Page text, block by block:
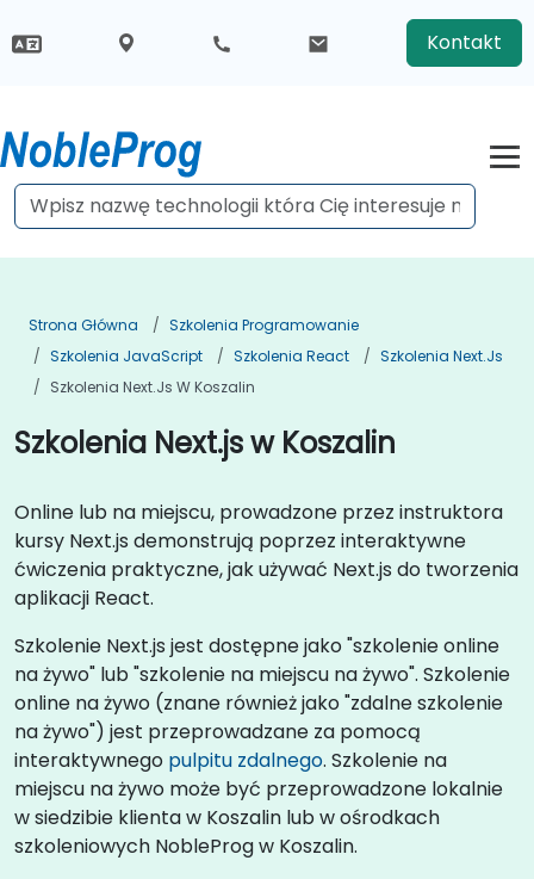
Kontakt
Strona Główna
Szkolenia Programowanie
Szkolenia JavaScript
Szkolenia React
Szkolenia Next.js
Szkolenia Next.js W Koszalin
Szkolenia Next.js w Koszalin
Online lub na miejscu, prowadzone przez instruktora
kursy Next.js demonstrują poprzez interaktywne
ćwiczenia praktyczne, jak używać Next.js do tworzenia
aplikacji React.
Szkolenie Next.js jest dostępne jako "szkolenie online
na żywo" lub "szkolenie na miejscu na żywo". Szkolenie
online na żywo (znane również jako "zdalne szkolenie
na żywo") jest przeprowadzane za pomocą
interaktywnego pulpitu zdalnego. Szkolenie na
miejscu na żywo może być przeprowadzone lokalnie
w siedzibie klienta w Koszalin lub w ośrodkach
szkoleniowych NobleProg w Koszalin.